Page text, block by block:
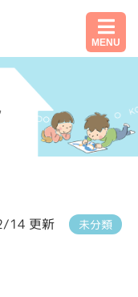
MENU
14 更新 未分類